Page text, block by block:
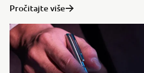
Pročitajte više